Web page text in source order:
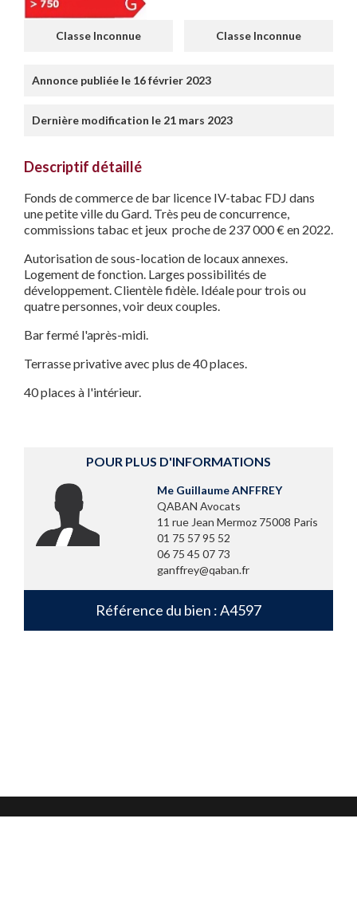
Classe Inconnue Classe Inconnue
Annonce publiée le 16 février 2023
Dernière modification le 21 mars 2023
Descriptif détaillé
Fonds de commerce de bar licence IV-tabac FDJ dans
une petite ville du Gard. Très peu de concurrence,
commissions tabac et jeux proche de 237 000 € en 2022.
Autorisation de sous-location de locaux annexes.
Logement de fonction. Larges possibilités de
développement. Clientèle fidèle. Idéale pour trois ou
quatre personnes, voir deux couples.
Bar fermé l'après-midi.
Terrasse privative avec plus de 40 places.
40 places à l'intérieur.
POUR PLUS D'INFORMATIONS
Me Guillaume ANFFREY
QABAN Avocats
11 rue Jean Mermoz 75008 Paris
01 75 57 95 52
06 75 45 07 73
ganffrey@qaban.fr
Référence du bien : A4597
Mentions légales